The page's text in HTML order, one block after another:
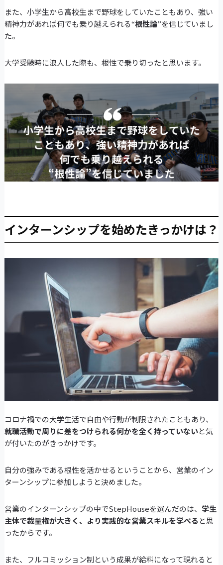
また、小学生から高校生まで野球をしていたこともあり、強い
精神力があれば何でも乗り越えられる“根性論”を信じていまし
た。
大学受験時に浪人した際も、根性で乗り切ったと思います。
インターンシップを始めたきっかけは？
コロナ禍での大学生活で自由や行動が制限されたこともあり、
就職活動で周りに差をつけられる何かを全く持っていないと気
が付いたのがきっかけです。
自分の強みである根性を活かせるということから、営業のイン
ターンシップに参加しようと決めました。
営業のインターンシップの中でStepHouseを選んだのは、 学生
主体で裁量権が大きく、より実践的な営業スキルを学べる と思
ったからです。
また、フルコミッション制という成果が給料になって現れると